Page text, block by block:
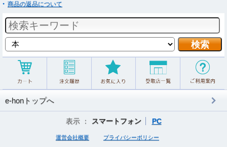
商品の返品について
e-honトップへ
表示 ： スマートフォン PC
運営会社概要 プライバシーポリシー